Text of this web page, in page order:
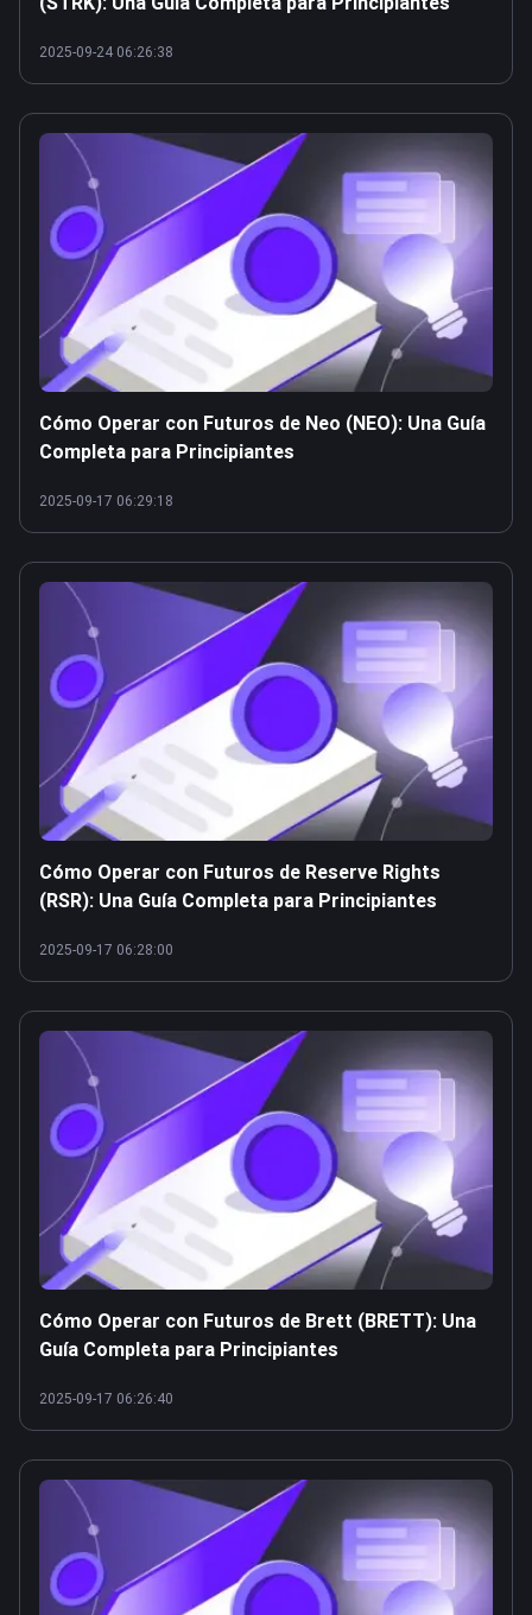
2025-09-24 06:26:38
Cómo Operar con Futuros de Neo (NEO): Una Guía
Completa para Principiantes
2025-09-17 06:29:18
Cómo Operar con Futuros de Reserve Rights
(RSR): Una Guía Completa para Principiantes
2025-09-17 06:28:00
Cómo Operar con Futuros de Brett (BRETT): Una
Guía Completa para Principiantes
2025-09-17 06:26:40